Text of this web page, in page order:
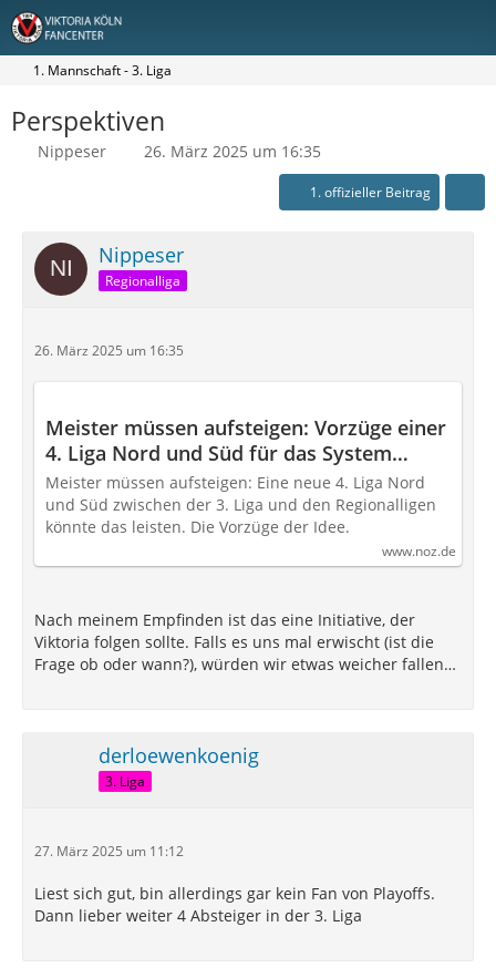
1. Mannschaft - 3. Liga
Perspektiven
Nippeser 26. März 2025 um 16:35
1. offizieller Beitrag
Nippeser
Regionalliga
26. März 2025 um 16:35
Meister müssen aufsteigen: Vorzüge einer
4. Liga Nord und Süd für das System
Fußball
Meister müssen aufsteigen: Eine neue 4. Liga Nord
und Süd zwischen der 3. Liga und den Regionalligen
könnte das leisten. Die Vorzüge der Idee.
www.noz.de
Nach meinem Empfinden ist das eine Initiative, der
Viktoria folgen sollte. Falls es uns mal erwischt (ist die
Frage ob oder wann?), würden wir etwas weicher fallen…
derloewenkoenig
3. Liga
27. März 2025 um 11:12
Liest sich gut, bin allerdings gar kein Fan von Playoffs.
Dann lieber weiter 4 Absteiger in der 3. Liga